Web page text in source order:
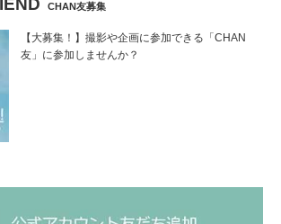
CHAN友募集
【大募集！】撮影や企画に参加できる「CHAN
友」に参加しませんか？